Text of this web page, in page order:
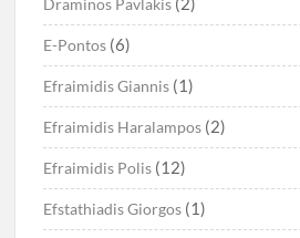
Draminos Pavlakis
E-Pontos (6)
Efraimidis Giannis (1)
Efraimidis Haralampos (2)
Efraimidis Polis (12)
Efstathiadis Giorgos (1)